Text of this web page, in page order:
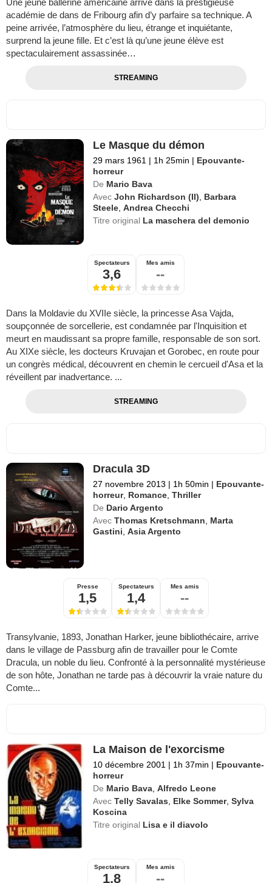
Une jeune ballerine américaine arrive dans la prestigieuse
académie de dans de Fribourg afin d’y parfaire sa technique. A
peine arrivée, l’atmosphère du lieu, étrange et inquiétante,
surprend la jeune fille. Et c’est là qu’une jeune élève est
spectaculairement assassinée…
STREAMING
Le Masque du démon
29 mars 1961 | 1h 25min | Epouvante-
horreur
De Mario Bava
Avec John Richardson (II)
Barbara
Steele ,Andrea Checchi
Titre original La maschera del demonio
Spectateurs
3,6
Mes amis
--
Dans la Moldavie du XVIIe siècle, la princesse Asa Vajda,
soupçonnée de sorcellerie, est condamnée par l'Inquisition et
meurt en maudissant sa propre famille, responsable de son sort.
Au XIXe siècle, les docteurs Kruvajan et Gorobec, en route pour
un congrès médical, découvrent en chemin le cercueil d'Asa et la
réveillent par inadvertance. ...
STREAMING
Dracula 3D
27 novembre 2013 | 1h 50min | Epouvante-
horreur, Romance ,Thriller
De Dario Argento
Avec Thomas Kretschmann
Marta
Gastini ,Asia Argento
Presse
1,5
Spectateurs
1,4
Mes amis
--
Transylvanie, 1893, Jonathan Harker, jeune bibliothécaire, arrive
dans le village de Passburg afin de travailler pour le Comte
Dracula, un noble du lieu. Confronté à la personnalité mystérieuse
de son hôte, Jonathan ne tarde pas à découvrir la vraie nature du
Comte...
La Maison de l'exorcisme
10 décembre 2001 | 1h 37min | Epouvante-
horreur
De Mario Bava ,Alfredo Leone
Avec Telly Savalas Elke Sommer,Sylva
Koscina
Titre original Lisa e il diavolo
Spectateurs
1,8
Mes amis
--